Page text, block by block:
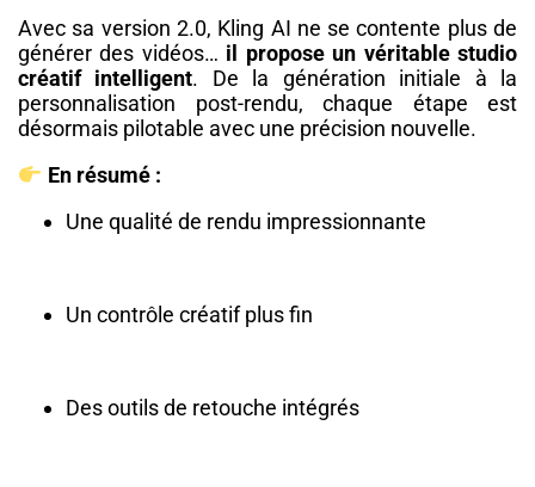
Avec sa version 2.0, Kling AI ne se contente plus de
générer des vidéos… il propose un véritable studio
créatif intelligent. De la génération initiale à la
personnalisation post-rendu, chaque étape est
désormais pilotable avec une précision nouvelle.
En résumé :
Une qualité de rendu impressionnante
Un contrôle créatif plus fin
Des outils de retouche intégrés